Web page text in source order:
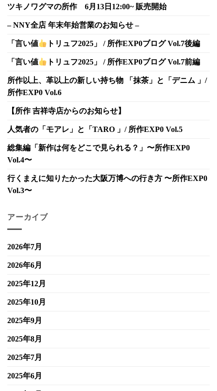
ツキノワグマの所作 6月13日12:00~ 販売開始
– NNY全店 年末年始営業のお知らせ –
「言い値 トリュフ2025」 / 所作EXP0ブログ Vol.7後編
「言い値 トリュフ2025」 / 所作EXP0ブログ Vol.7前編
所作以上、革以上の新しい持ち物 「抹茶」と「デニム 」/
所作EXP0 Vol.6
【所作 吉祥寺店からのお知らせ】
人気者の「モアレ」と「TARO 」/ 所作EXP0 Vol.5
総集編「新作は何をどこで見られる？」〜所作EXP0
Vol.4〜
行くまえに知りたかった大阪万博への行き方 〜所作EXP0
Vol.3〜
アーカイブ
2026年7月
2026年6月
2025年12月
2025年10月
2025年9月
2025年8月
2025年7月
2025年6月